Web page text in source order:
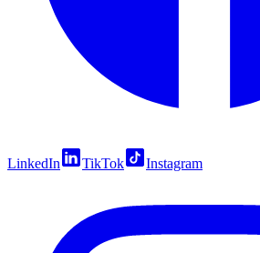
LinkedIn TikTok Instagram